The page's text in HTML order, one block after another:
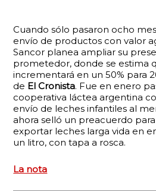
Cuando sólo pasaron ocho
envío de productos con valor
Sancor planea ampliar su
prometedor, donde se estima
incrementará en un 50% para
de El Cronista. Fue en enero
cooperativa láctea argentina
envío de leches infantiles al
ahora selló un preacuerdo
exportar leches larga vida en
un litro, con tapa a rosca.
La nota